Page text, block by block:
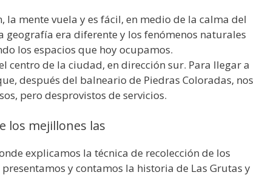
la mente vuela y es fácil, en medio de la calma del
era diferente y los fenómenos naturales
los espacios que hoy ocupamos.
centro de la ciudad, en dirección sur. Para llegar a
después del balneario de Piedras Coloradas, nos
pero desprovistos de servicios.
los mejillones las
explicamos la técnica de recolección de los
y contamos la historia de Las Grutas y